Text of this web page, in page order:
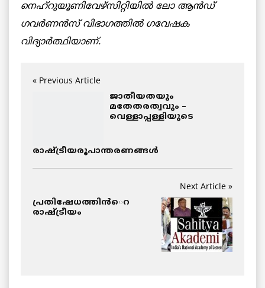
നെഹ്‌റുയൂണിവേഴ്‌സിറ്റിയില്‍ ലോ ആന്‍ഡ്
ഗവര്‍ണന്‍സ് വിഭാഗത്തില്‍ ഗവേഷക
വിദ്യാര്‍ത്ഥിയാണ്.
« Previous Article
ജാതീയതയും
മതേതരത്വവും –
വെള്ളാപ്പള്ളിയുടെ
രാഷ്ട്രീയരൂപാന്തരണങ്ങള്‍
Next Article »
പ്രതിഷേധത്തിന്‍െറ
രാഷ്ട്രീയം